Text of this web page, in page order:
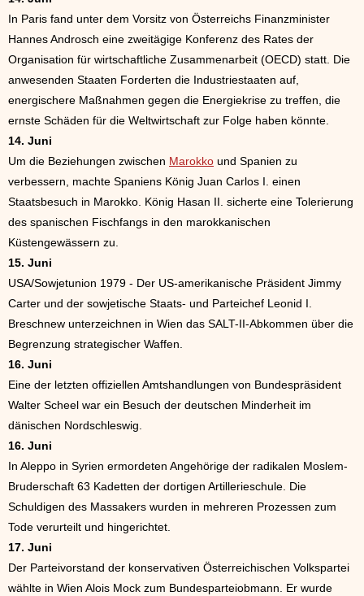
In Paris fand unter dem Vorsitz von Österreichs Finanzminister
Hannes Androsch eine zweitägige Konferenz des Rates der
Organisation für wirtschaftliche Zusammenarbeit (OECD) statt. Die
anwesenden Staaten Forderten die Industriestaaten auf,
energischere Maßnahmen gegen die Energiekrise zu treffen, die
ernste Schäden für die Weltwirtschaft zur Folge haben könnte.
14. Juni
Um die Beziehungen zwischen Marokko und Spanien zu
verbessern, machte Spaniens König Juan Carlos I. einen
Staatsbesuch in Marokko. König Hasan II. sicherte eine Tolerierung
des spanischen Fischfangs in den marokkanischen
Küstengewässern zu.
15. Juni
USA/Sowjetunion 1979 - Der US-amerikanische Präsident Jimmy
Carter und der sowjetische Staats- und Parteichef Leonid I.
Breschnew unterzeichnen in Wien das SALT-II-Abkommen über die
Begrenzung strategischer Waffen.
16. Juni
Eine der letzten offiziellen Amtshandlungen von Bundespräsident
Walter Scheel war ein Besuch der deutschen Minderheit im
dänischen Nordschleswig.
16. Juni
In Aleppo in Syrien ermordeten Angehörige der radikalen Moslem-
Bruderschaft 63 Kadetten der dortigen Artillerieschule. Die
Schuldigen des Massakers wurden in mehreren Prozessen zum
Tode verurteilt und hingerichtet.
17. Juni
Der Parteivorstand der konservativen Österreichischen Volkspartei
wählte in Wien Alois Mock zum Bundesparteiobmann. Er wurde